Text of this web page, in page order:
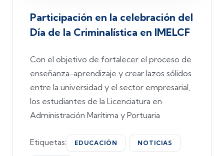
Participación en la celebración del
Día de la Criminalística en IMELCF
Con el objetivo de fortalecer el proceso de
enseñanza-aprendizaje y crear lazos sólidos
entre la universidad y el sector empresarial,
los estudiantes de la Licenciatura en
Administración Marítima y Portuaria
Etiquetas: EDUCACIÓN NOTICIAS